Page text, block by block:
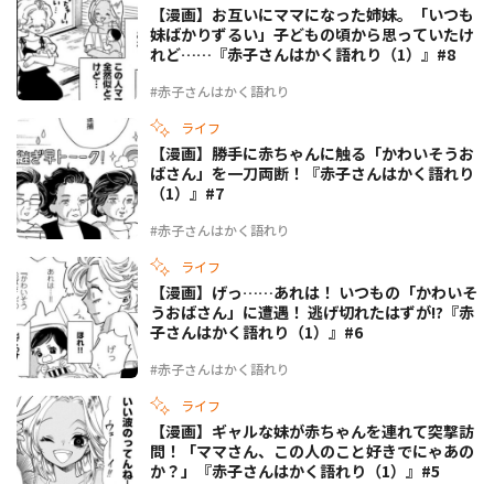
#赤子さんはかく語れり
【漫画】お互いにママになった姉妹。「いつも
妹ばかりずるい」子どもの頃から思っていたけ
れど……『赤子さんはかく語れり（1）』#8
ライフ
#赤子さんはかく語れり
【漫画】勝手に赤ちゃんに触る「かわいそうお
ばさん」を一刀両断！『赤子さんはかく語れり
（1）』#7
ライフ
#赤子さんはかく語れり
【漫画】げっ……あれは！ いつもの「かわいそ
うおばさん」に遭遇！ 逃げ切れたはずが!?『赤
子さんはかく語れり（1）』#6
ライフ
【漫画】ギャルな妹が赤ちゃんを連れて突撃訪
問！「ママさん、この人のこと好きでにゃあの
か？」『赤子さんはかく語れり（1）』#5